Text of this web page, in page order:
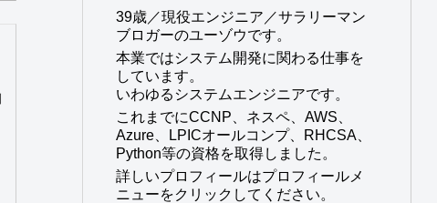
39歳／現役エンジニア／サラリーマン
ブロガーのユーゾウです。
本業ではシステム開発に関わる仕事を
しています。
いわゆるシステムエンジニアです。
これまでにCCNP、ネスペ、AWS、
Azure、LPICオールコンプ、RHCSA、
Python等の資格を取得しました。
詳しいプロフィールはプロフィールメ
ニューをクリックしてください。